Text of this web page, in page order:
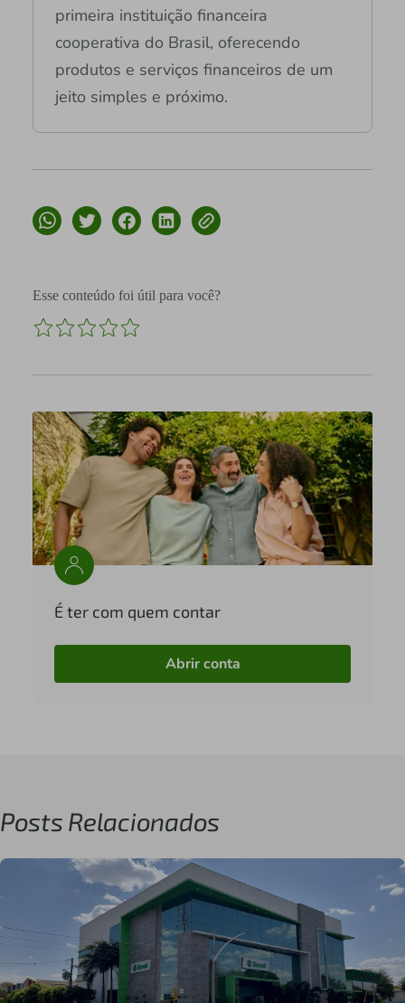
primeira instituição financeira
cooperativa do Brasil, oferecendo
produtos e serviços financeiros de um
jeito simples e próximo.
Esse conteúdo foi útil para você?
É ter com quem contar
Abrir conta
Posts Relacionados